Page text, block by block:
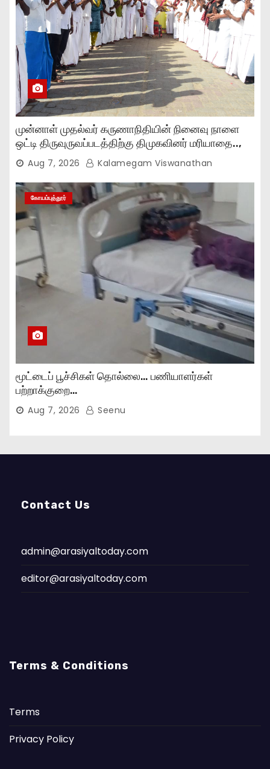
முன்னாள் முதல்வர் கருணாநிதியின் நினைவு நாளை
ஒட்டி திருவுருவப்படத்திற்கு திமுகவினர் மரியாதை..,
Aug 7, 2026 Kalamegam Viswanathan
கோயம்புத்தூர்
மூட்டைப் பூச்சிகள் தொல்லை… பணியாளர்கள்
பற்றாக்குறை…
Aug 7, 2026 Seenu
Contact Us
admin@arasiyaltoday.com
editor@arasiyaltoday.com
Terms & Conditions
Terms
Privacy Policy